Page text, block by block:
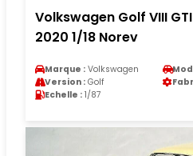
Volkswagen Golf VIII
2020 1/18 Norev
Marque : Volkswagen
Version : Golf
Echelle : 1/87